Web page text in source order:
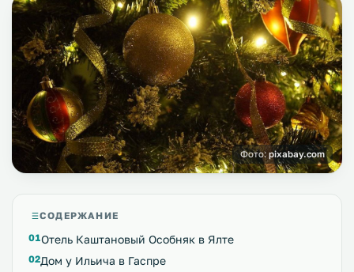
Фото:pixabay.com
СОДЕРЖАНИЕ
Отель Каштановый Особняк в Ялте
Дом у Ильича в Гаспре